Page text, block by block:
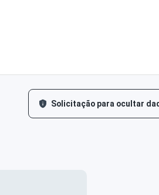
Solicitação para ocultar